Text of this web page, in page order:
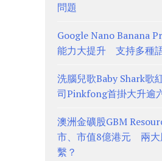
問題
Google Nano Banana
能力大提升 支持多種
洗腦兒歌Baby Shark
司Pinkfong首掛大升逾
澳洲金礦股GBM
市、市值8億港元 兩大
繫？